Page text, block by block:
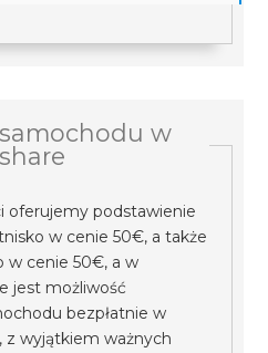
w
oferujemy podstawienie
w cenie 50€, a także
w cenie 50€, a w
jest możliwość
bezpłatnie w
z wyjątkiem ważnych